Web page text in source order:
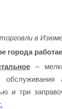
в
города
–
и три